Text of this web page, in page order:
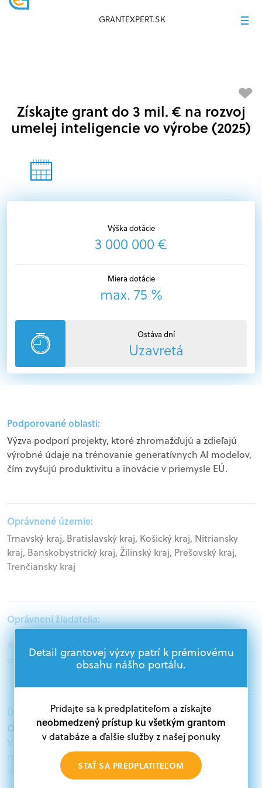
GRANTEXPERT.SK
Výška dotácie
3 000 000 €
Miera dotácie
max. 75 %
Ostáva dní
Uzavretá
Získajte grant do 3 mil. € na rozvoj
umelej inteligencie vo výrobe (2025)
Podporované oblasti:
Výzva podporí projekty, ktoré zhromažďujú a zdieľajú
výrobné údaje na trénovanie generatívnych AI modelov,
čím zvyšujú produktivitu a inovácie v priemysle EÚ.
Oprávnené územie:
Trnavský kraj, Bratislavský kraj, Košický kraj, Nitriansky
kraj, Banskobystrický kraj, Žilinský kraj, Prešovský kraj,
Trenčiansky kraj
Oprávnení žiadatelia:
Akademický sektor, Podnikatelia, Mimovládne
organizácie
Ďalšie informácie:
Oprávnení žiadatelia:
V databáze grantov a dotácií na portáli Grantexpert.sk
nájdete aktuálne výzvy z eurofondov, plánu obnovy a
ďalších zdrojov.
Detail grantovej výzvy patrí k prémiovému
obsahu nášho portálu.
Pridajte sa k predplatiteľom a získajte
neobmedzený prístup ku všetkým grantom
v databáze a ďalšie služby z našej ponuky
STAŤ SA PREDPLATITEĽOM